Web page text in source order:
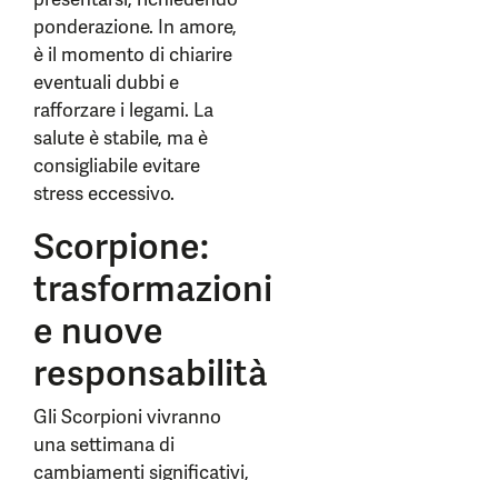
ponderazione. In amore,
è il momento di chiarire
eventuali dubbi e
rafforzare i legami. La
salute è stabile, ma è
consigliabile evitare
stress eccessivo.
Scorpione:
trasformazioni
e nuove
responsabilità
Gli Scorpioni vivranno
una settimana di
cambiamenti significativi,